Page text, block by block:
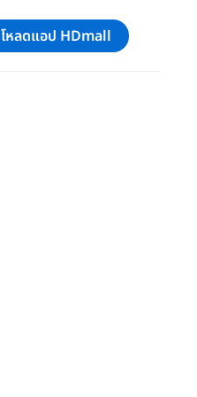
โหลดแอป HDmall